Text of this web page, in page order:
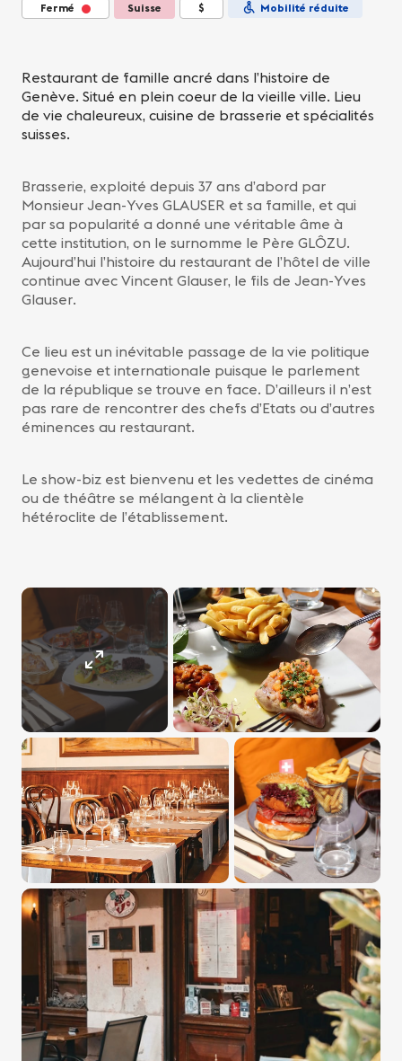
Fermé Suisse $ Mobilité réduite
Restaurant de famille ancré dans l’histoire de
Genève. Situé en plein coeur de la vieille ville. Lieu
de vie chaleureux, cuisine de brasserie et spécialités
suisses.
Brasserie, exploité depuis 37 ans d’abord par
Monsieur Jean-Yves GLAUSER et sa famille, et qui
par sa popularité a donné une véritable âme à
cette institution, on le surnomme le Père GLÔZU.
Aujourd’hui l’histoire du restaurant de l’hôtel de ville
continue avec Vincent Glauser, le fils de Jean-Yves
Glauser.
Ce lieu est un inévitable passage de la vie politique
genevoise et internationale puisque le parlement
de la république se trouve en face. D’ailleurs il n’est
pas rare de rencontrer des chefs d’Etats ou d’autres
éminences au restaurant.
Le show-biz est bienvenu et les vedettes de cinéma
ou de théâtre se mélangent à la clientèle
hétéroclite de l’établissement.